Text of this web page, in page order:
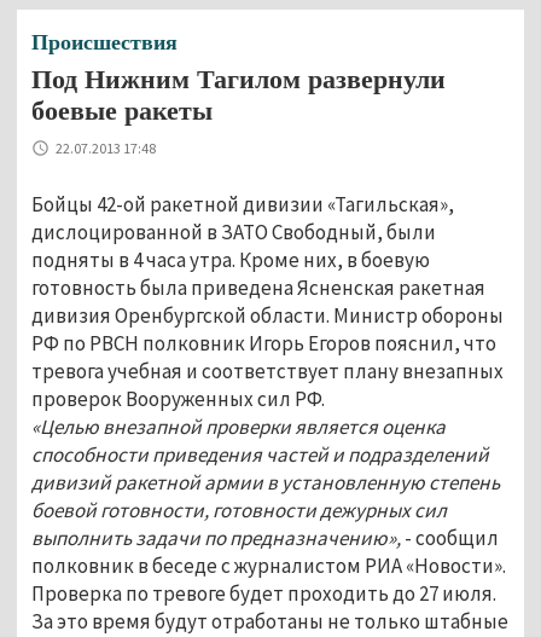
Происшествия
Под Нижним Тагилом развернули
боевые ракеты
22.07.2013 17:48
Бойцы 42-ой ракетной дивизии «Тагильская»,
дислоцированной в ЗАТО Свободный, были
подняты в 4 часа утра. Кроме них, в боевую
готовность была приведена Ясненская ракетная
дивизия Оренбургской области. Министр обороны
РФ по РВСН полковник Игорь Егоров пояснил, что
тревога учебная и соответствует плану внезапных
проверок Вооруженных сил РФ.
«Целью внезапной проверки является оценка
способности приведения частей и подразделений
дивизий ракетной армии в установленную степень
боевой готовности, готовности дежурных сил
выполнить задачи по предназначению»,- сообщил
полковник в беседе с журналистом РИА «Новости».
Проверка по тревоге будет проходить до 27 июля.
За это время будут отработаны не только штабные